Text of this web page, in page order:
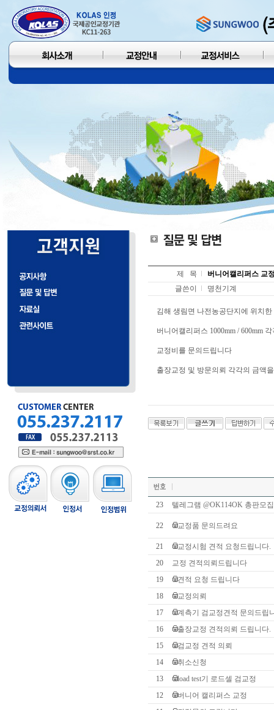
제 목
버니어캘리퍼스 교
글쓴이
명천기계
김해 생림면 나전농공단지에 위치
버니어캘리퍼스 1000mm / 600mm
교정비를 문의드립니다
출장교정 및 방문의뢰 각각의 금액
23 텔레그램 @OK114OK 총판모
22 교정품 문의드려요
21
교정시험 견적 요청드립니다.
20
교정 견적의뢰드립니다
19
견적 요청 드립니다
18
교정의뢰
17
계측기 검교정견적 문의드립
16
출장교정 견적의뢰 드립니다.
15
검교정 견적 의뢰
14
취소신청
13
load test기 로드셀 검교정
12
버니어 캘리퍼스 교정